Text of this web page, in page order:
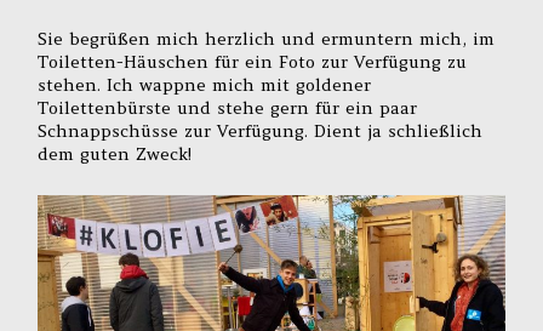
Sie begrüßen mich herzlich und ermuntern mich, im
Toiletten-Häuschen für ein Foto zur Verfügung zu
stehen. Ich wappne mich mit goldener
Toilettenbürste und stehe gern für ein paar
Schnappschüsse zur Verfügung. Dient ja schließlich
dem guten Zweck!